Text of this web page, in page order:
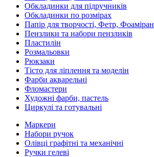
Обкладинки для підручників
Обкладинки по розмірах
Папір для творчості, Фетр, Фоаміран
Пензлики та набори пензликів
Пластилін
Розмальовки
Рюкзаки
Тісто для ліплення та моделін
Фарби акварельні
Фломастери
Художні фарби, пастель
Циркулі та готувальні
Маркери
Набори ручок
Олівці графітні та механічні
Ручки гелеві